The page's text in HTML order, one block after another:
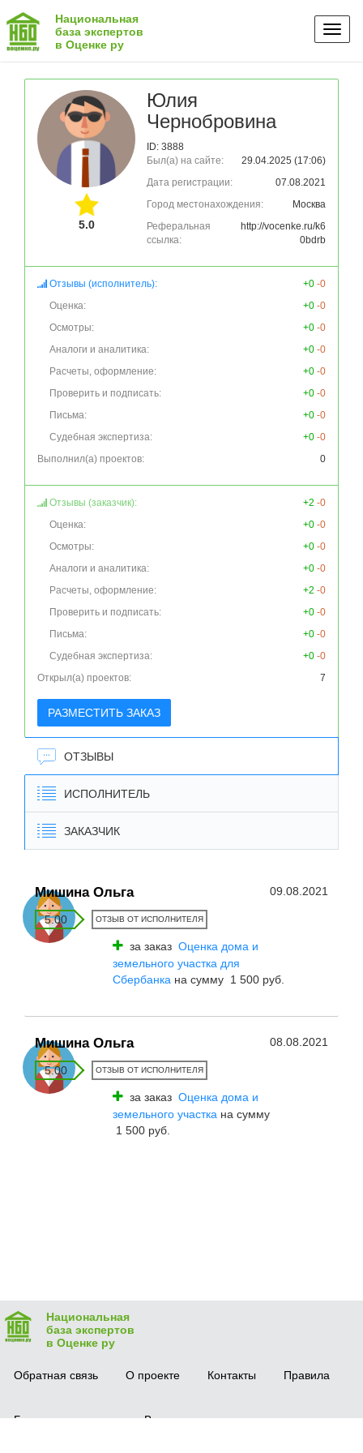
Национальная
база экспертов
в Оценке ру
5.0
Юлия
Чернобровина
ID: 3888
Был(а) на сайте:
29.04.2025 (17:06)
Дата регистрации:
07.08.2021
Город местонахождения:
Москва
Реферальная
ссылка:
http://vocenke.ru/k6
0bdrb
Отзывы (исполнитель): +0 -0
Оценка:
+0 -0
Осмотры:
+0 -0
Аналоги и аналитика:
+0 -0
Расчеты, оформление:
+0 -0
Проверить и подписать:
+0 -0
Письма:
+0 -0
Судебная экспертиза:
+0 -0
Выполнил(а) проектов:
0
Отзывы (заказчик): +2 -0
Оценка:
+0 -0
Осмотры:
+0 -0
Аналоги и аналитика:
+0 -0
Расчеты, оформление:
+2 -0
Проверить и подписать:
+0 -0
Письма:
+0 -0
Судебная экспертиза:
+0 -0
Открыл(а) проектов:
7
РАЗМЕСТИТЬ ЗАКАЗ
ОТЗЫВЫ
ИСПОЛНИТЕЛЬ
ЗАКАЗЧИК
Мишина Ольга 09.08.2021
5.00 ОТЗЫВ ОТ ИСПОЛНИТЕЛЯ
за заказ Оценка дома и
земельного участка для
Сбербанка на сумму 1 500 руб.
Мишина Ольга 08.08.2021
5.00 ОТЗЫВ ОТ ИСПОЛНИТЕЛЯ
за заказ Оценка дома и
земельного участка на сумму
1 500 руб.
Национальная
база экспертов
в Оценке ру
Обратная связь О проекте Контакты Правила
Безопасная сделка Вопрос-ответ